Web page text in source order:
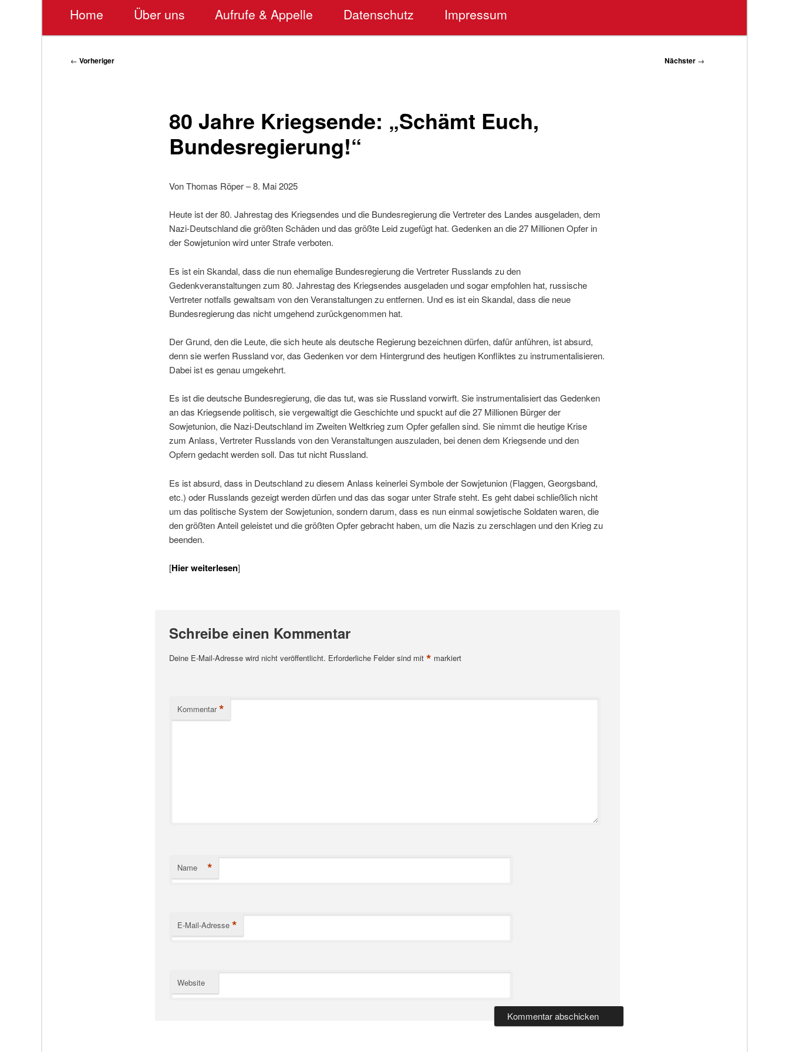
Home Über uns Aufrufe & Appelle Datenschutz Impressum
Beitragsnavigation
← Vorheriger Nächster →
80 Jahre Kriegsende: „Schämt Euch,
Bundesregierung!“
Von Thomas Röper – 8. Mai 2025
Heute ist der 80. Jahrestag des Kriegsendes und die Bundesregierung die Vertreter des Landes ausgeladen, dem
Nazi-Deutschland die größten Schäden und das größte Leid zugefügt hat. Gedenken an die 27 Millionen Opfer in
der Sowjetunion wird unter Strafe verboten.
Es ist ein Skandal, dass die nun ehemalige Bundesregierung die Vertreter Russlands zu den
Gedenkveranstaltungen zum 80. Jahrestag des Kriegsendes ausgeladen und sogar empfohlen hat, russische
Vertreter notfalls gewaltsam von den Veranstaltungen zu entfernen. Und es ist ein Skandal, dass die neue
Bundesregierung das nicht umgehend zurückgenommen hat.
Der Grund, den die Leute, die sich heute als deutsche Regierung bezeichnen dürfen, dafür anführen, ist absurd,
denn sie werfen Russland vor, das Gedenken vor dem Hintergrund des heutigen Konfliktes zu instrumentalisieren.
Dabei ist es genau umgekehrt.
Es ist die deutsche Bundesregierung, die das tut, was sie Russland vorwirft. Sie instrumentalisiert das Gedenken
an das Kriegsende politisch, sie vergewaltigt die Geschichte und spuckt auf die 27 Millionen Bürger der
Sowjetunion, die Nazi-Deutschland im Zweiten Weltkrieg zum Opfer gefallen sind. Sie nimmt die heutige Krise
zum Anlass, Vertreter Russlands von den Veranstaltungen auszuladen, bei denen dem Kriegsende und den
Opfern gedacht werden soll. Das tut nicht Russland.
Es ist absurd, dass in Deutschland zu diesem Anlass keinerlei Symbole der Sowjetunion (Flaggen, Georgsband,
etc.) oder Russlands gezeigt werden dürfen und das das sogar unter Strafe steht. Es geht dabei schließlich nicht
um das politische System der Sowjetunion, sondern darum, dass es nun einmal sowjetische Soldaten waren, die
den größten Anteil geleistet und die größten Opfer gebracht haben, um die Nazis zu zerschlagen und den Krieg zu
beenden.
[Hier weiterlesen]
Schreibe einen Kommentar
Deine E-Mail-Adresse wird nicht veröffentlicht. Erforderliche Felder sind mit * markiert
Kommentar *
Name *
E-Mail-Adresse *
Website